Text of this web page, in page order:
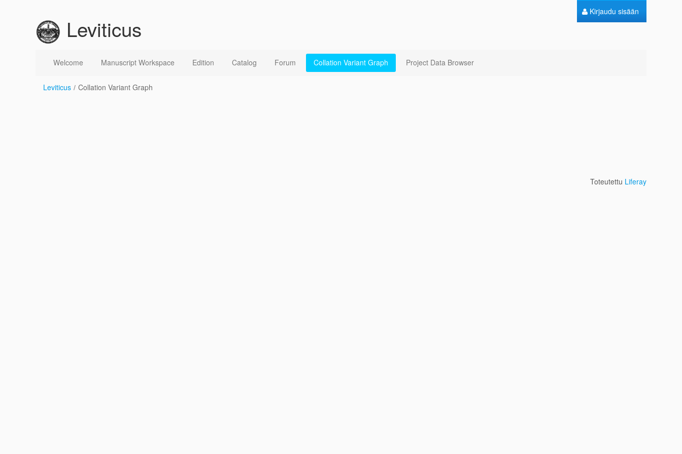
Kirjaudu sisään
Leviticus
Collation Variant Graph
Welcome Manuscript Workspace Edition Catalog Forum Collation Variant Graph Project Data Browser
Leviticus / Collation Variant Graph
Toteutettu Liferay